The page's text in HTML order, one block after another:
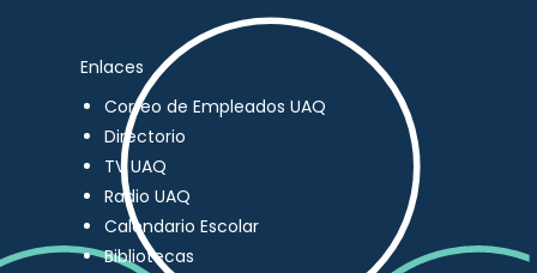
Enlaces
Correo de Empleados UAQ
Directorio
TV UAQ
Radio UAQ
Calendario Escolar
Bibliotecas